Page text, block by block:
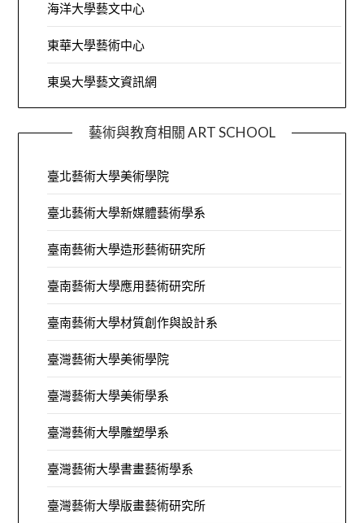
海洋大學藝文中心
東華大學藝術中心
東吳大學藝文資訊網
藝術與教育相關 ART SCHOOL
臺北藝術大學美術學院
臺北藝術大學新媒體藝術學系
臺南藝術大學造形藝術研究所
臺南藝術大學應用藝術研究所
臺南藝術大學材質創作與設計系
臺灣藝術大學美術學院
臺灣藝術大學美術學系
臺灣藝術大學雕塑學系
臺灣藝術大學書畫藝術學系
臺灣藝術大學版畫藝術研究所